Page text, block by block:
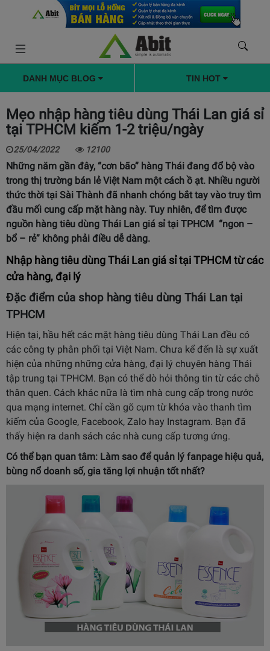
DANH MỤC BLOG TIN HOT
Mẹo nhập hàng tiêu dùng Thái Lan giá sỉ
tại TPHCM kiếm 1-2 triệu/ngày
25/04/2022 12100
Những năm gần đây, “cơn bão” hàng Thái đang đổ bộ vào
trong thị trường bán lẻ Việt Nam một cách ồ ạt. Nhiều người
thức thời tại Sài Thành đã nhanh chóng bắt tay vào truy tìm
đầu mối cung cấp mặt hàng này. Tuy nhiên, để tìm được
nguồn hàng tiêu dùng Thái Lan giá sỉ tại TPHCM “ngon –
bổ – rẻ” không phải điều dễ dàng.
Nhập hàng tiêu dùng Thái Lan giá sỉ tại TPHCM từ các
cửa hàng, đại lý
Đặc điểm của shop hàng tiêu dùng Thái Lan tại
TPHCM
Hiện tại, hầu hết các mặt hàng tiêu dùng Thái Lan đều có
các công ty phân phối tại Việt Nam. Chưa kể đến là sự xuất
hiện của những những cửa hàng, đại lý chuyên hàng Thái
tập trung tại TPHCM. Bạn có thể dò hỏi thông tin từ các chỗ
thân quen. Cách khác nữa là tìm nhà cung cấp trong nước
qua mạng internet. Chỉ cần gõ cụm từ khóa vào thanh tìm
kiếm của Google, Facebook, Zalo hay Instagram. Bạn đã
thấy hiện ra danh sách các nhà cung cấp tương ứng.
Có thể bạn quan tâm: Làm sao để quản lý fanpage hiệu quả,
bùng nổ doanh số, gia tăng lợi nhuận tốt nhất?